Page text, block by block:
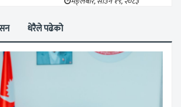
धेरैले पढेको